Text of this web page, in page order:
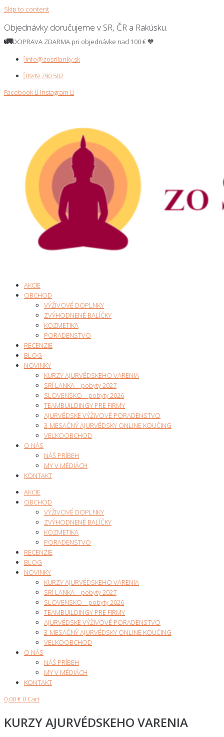
Skip to content
Objednávky doručujeme v SR, ČR a Rakúsku.
🚛DOPRAVA ZDARMA pri objednávke nad 100 €🧡
info@zosrilanky.sk
0949 790 502
Facebook
Instagram
AKCIE
OBCHOD
VÝŽIVOVÉ DOPLNKY
ZVÝHODNENÉ BALÍČKY
KOZMETIKA
PORADENSTVO
RECENZIE
BLOG
NOVINKY
KURZY AJURVÉDSKEHO VARENIA
SRÍ LANKA – pobyty 2027
SLOVENSKO – pobyty 2026
TEAMBUILDINGY PRE FIRMY
AJURVÉDSKE VÝŽIVOVÉ PORADENSTVO
3-MESAČNÝ AJURVÉDSKY ONLINE KOUČING
VEĽKOOBCHOD
O NÁS
NÁŠ PRÍBEH
MY V MÉDIÁCH
KONTAKT
AKCIE
OBCHOD
VÝŽIVOVÉ DOPLNKY
ZVÝHODNENÉ BALÍČKY
KOZMETIKA
PORADENSTVO
RECENZIE
BLOG
NOVINKY
KURZY AJURVÉDSKEHO VARENIA
SRÍ LANKA – pobyty 2027
SLOVENSKO – pobyty 2026
TEAMBUILDINGY PRE FIRMY
AJURVÉDSKE VÝŽIVOVÉ PORADENSTVO
3-MESAČNÝ AJURVÉDSKY ONLINE KOUČING
VEĽKOOBCHOD
O NÁS
NÁŠ PRÍBEH
MY V MÉDIÁCH
KONTAKT
0,00€ 0 Cart
KURZY AJURVÉDSKEHO VARENIA